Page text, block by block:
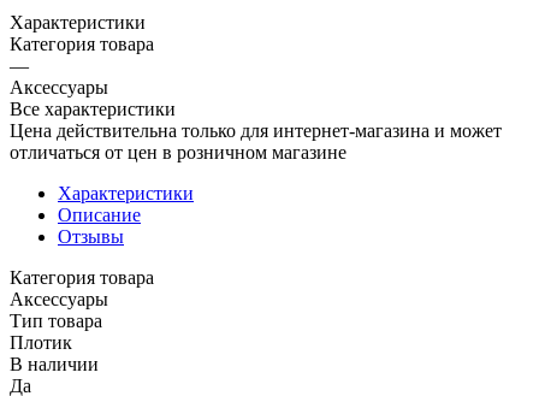
Характеристики
Категория товара
—
Аксессуары
Все характеристики
Цена действительна только для интернет-магазина и может
отличаться от цен в розничном магазине
Характеристики
Описание
Отзывы
Категория товара
Аксессуары
Тип товара
Плотик
В наличии
Да